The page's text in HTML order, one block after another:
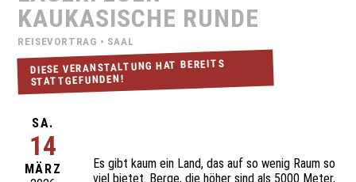
KAUKASISCHE RUNDE
REISEVORTRAG • SAAL
DIESE VERANSTALTUNG HAT BEREITS
STATTGEFUNDEN!
SA.
14
MÄRZ
Es gibt kaum ein Land, das auf so wenig Raum so
viel bietet. Berge, die höher sind als 5000 Meter,